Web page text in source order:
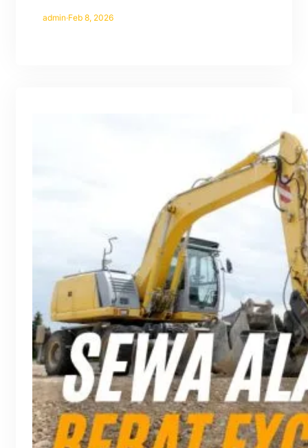
admin·Feb 8, 2026